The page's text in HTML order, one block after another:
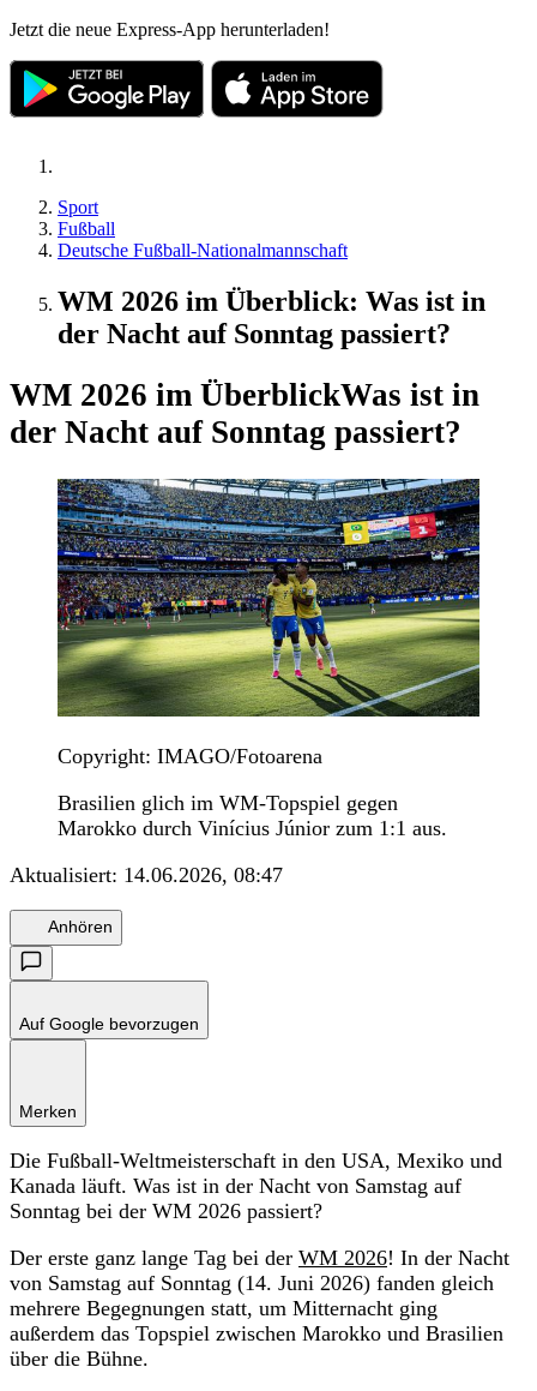
Jetzt die neue Express-App herunterladen!
Sport
Fußball
Deutsche Fußball-Nationalmannschaft
WM 2026 im Überblick: Was ist in
der Nacht auf Sonntag passiert?
WM 2026 im ÜberblickWas ist in
der Nacht auf Sonntag passiert?
Copyright: IMAGO/Fotoarena
Brasilien glich im WM-Topspiel gegen
Marokko durch Vinícius Júnior zum 1:1 aus.
Aktualisiert: 14.06.2026, 08:47
Anhören
Auf Google bevorzugen
Merken
Die Fußball-Weltmeisterschaft in den USA, Mexiko und
Kanada läuft. Was ist in der Nacht von Samstag auf
Sonntag bei der WM 2026 passiert?
Der erste ganz lange Tag bei der WM 2026! In der Nacht
von Samstag auf Sonntag (14. Juni 2026) fanden gleich
mehrere Begegnungen statt, um Mitternacht ging
außerdem das Topspiel zwischen Marokko und Brasilien
über die Bühne.